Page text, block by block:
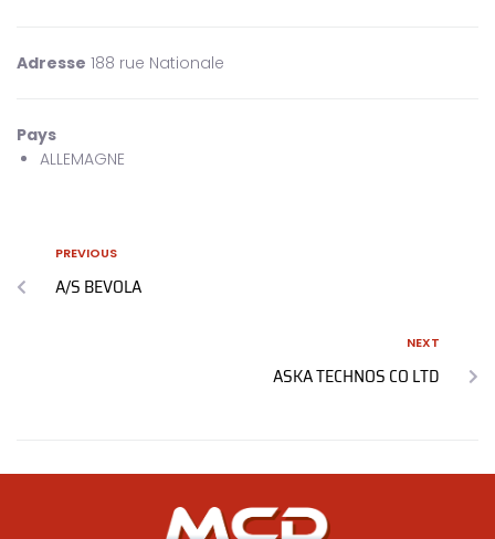
Adresse 188 rue Nationale
Pays
ALLEMAGNE
PREVIOUS
A/S BEVOLA
NEXT
ASKA TECHNOS CO LTD